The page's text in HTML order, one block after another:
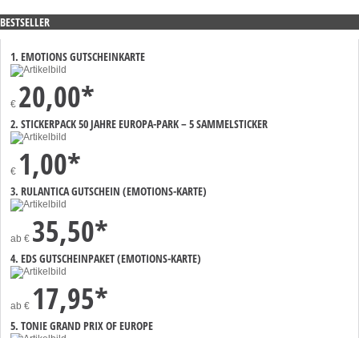
BESTSELLER
1. EMOTIONS GUTSCHEINKARTE
€ 20,00*
2. STICKERPACK 50 JAHRE EUROPA-PARK – 5 SAMMELSTICKER
€ 1,00*
3. RULANTICA GUTSCHEIN (EMOTIONS-KARTE)
ab € 35,50*
4. EDS GUTSCHEINPAKET (EMOTIONS-KARTE)
ab € 17,95*
5. TONIE GRAND PRIX OF EUROPE